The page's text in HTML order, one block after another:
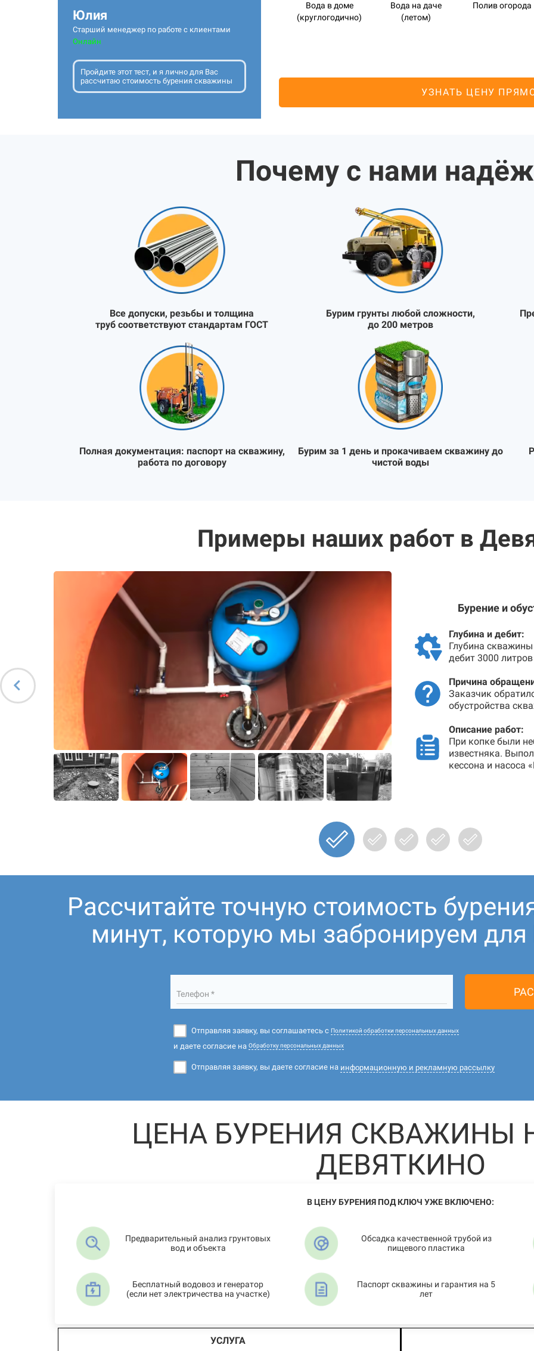
Юлия
Старший менеджер по работе с клиентами
Онлайн
Пройдите этот тест, и я лично для Вас
рассчитаю стоимость бурения скважины
Вода в доме
(круглогодично)
Вода на даче
(летом)
Полив огорода
УЗНАТЬ ЦЕНУ
Почему с нами
Все допуски, резьбы и толщина
труб соответствуют стандартам ГОСТ
Бурим грунты любой сложности,
до 200 метров
Полная документация: паспорт на скважину,
работа по договору
Бурим за 1 день и прокачиваем скважину до
чистой воды
Примеры наших работ в
Бурение и
Глубина и дебит:
Глубина
дебит 3000
Причина
Заказчик
обустройства
Описание работ:
При копке были
известняка.
кессона и насоса
Рассчитайте точную стоимость
минут, которую мы забронируем для
Телефон *
Отправляя заявку, вы соглашаетесь с Политикой обработки персональных данных
и даете согласие на Обработку персональных данных
Отправляя заявку, вы даете согласие на информационную и рекламную рассылку
ЦЕНА БУРЕНИЯ СКВАЖИНЫ
ДЕВЯТКИНО
В ЦЕНУ БУРЕНИЯ ПОД КЛЮЧ УЖЕ ВКЛЮЧЕНО:
Предварительный анализ грунтовых
вод и объекта
Бесплатный водовоз и генератор
(если нет электричества на участке)
Обсадка качественной трубой из
пищевого пластика
Паспорт скважины и гарантия на 5
лет
УСЛУГА